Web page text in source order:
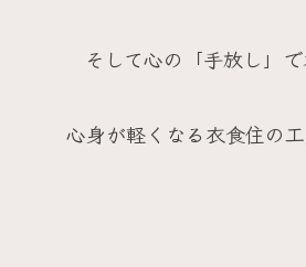
そして心の「手放し」
心身が軽くなる衣食住の